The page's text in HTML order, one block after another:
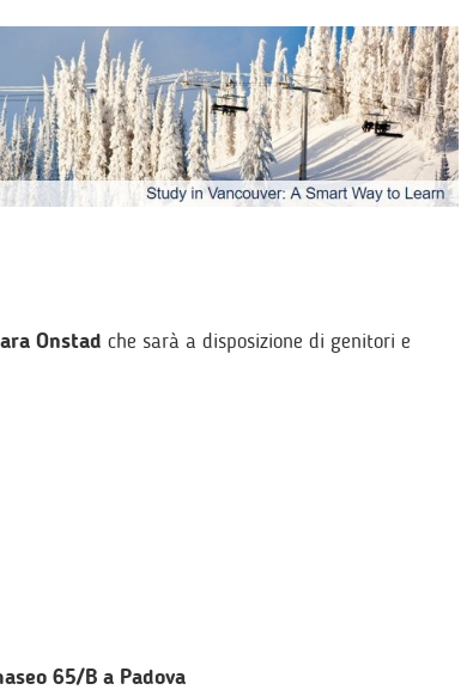
Onstad che sarà a disposizione di genitori e
65/B a Padova